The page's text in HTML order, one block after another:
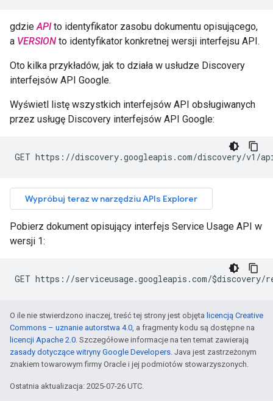
gdzieAPIto identyfikator zasobu dokumentu opisującego,
a VERSION to identyfikator konkretnej wersji interfejsu API.
Oto kilka przykładów, jak to działa w usłudze Discovery
interfejsów API Google.
Wyświetl listę wszystkich interfejsów API obsługiwanych
przez usługę Discovery interfejsów API Google:
GET https://discovery.googleapis.com/discovery/v1/
Wypróbuj teraz w narzędziu APIs Explorer
Pobierz dokument opisujący interfejs Service Usage API w
wersji 1:
GET https://serviceusage.googleapis.com/$discovery/
O ile nie stwierdzono inaczej, treść tej strony jest objęta licencją Creative
Commons – uznanie autorstwa 4.0, a fragmenty kodu są dostępne na
licencji Apache 2.0. Szczegółowe informacje na ten temat zawierają
zasady dotyczące witryny Google Developers. Java jest zastrzeżonym
znakiem towarowym firmy Oracle i jej podmiotów stowarzyszonych.
Ostatnia aktualizacja: 2025-07-26 UTC.